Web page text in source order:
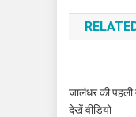
जालंधर की पहली
देखें वीडियो